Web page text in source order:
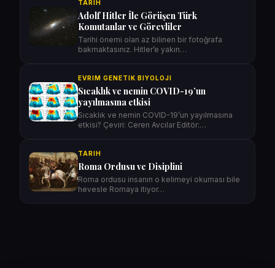
TARIH
Adolf Hitler İle Görüşen Türk
Komutanlar ve Görevliler
Tarihi önemi olan az bilinen bir fotoğrafa
bakmaktasınız. Hitler’e yakın…
EVRIM GENETIK BIYOLOJI
Sıcaklık ve nemin COVID-19’un
yayılmasına etkisi
Sıcaklık ve nemin COVID-19’un yayılmasına
etkisi? Çeviri: Ceren Avcılar Editör:…
TARIH
Roma Ordusu ve Disiplini
Roma ordusu insanın o kelimeyi okuması bile
hevesle Romaya itiyor…